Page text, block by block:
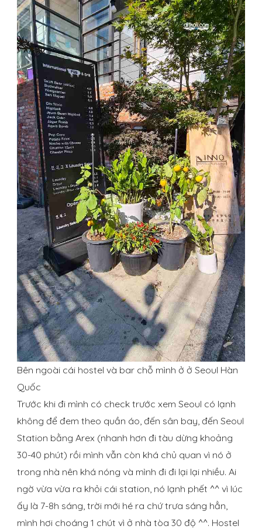
Bên ngoài cái hostel và bar chỗ mình ở ở Seoul Hàn
Quốc
Trước khi đi mình có check trước xem Seoul có lạnh
không để đem theo quần áo, đến sân bay, đến Seoul
Station bằng Arex (nhanh hơn đi tàu dừng khoảng
30-40 phút) rồi mình vẫn còn khá chủ quan vì nó ở
trong nhà nên khá nóng và mình đi đi lại lại nhiều. Ai
ngờ vừa vừa ra khỏi cái station, nó lạnh phết ^^ vì lúc
ấy là 7-8h sáng, trời mới hé ra chứ trưa sáng hẳn,
mình hơi choáng 1 chút vì ở nhà tòa 30 độ ^^. Hostel